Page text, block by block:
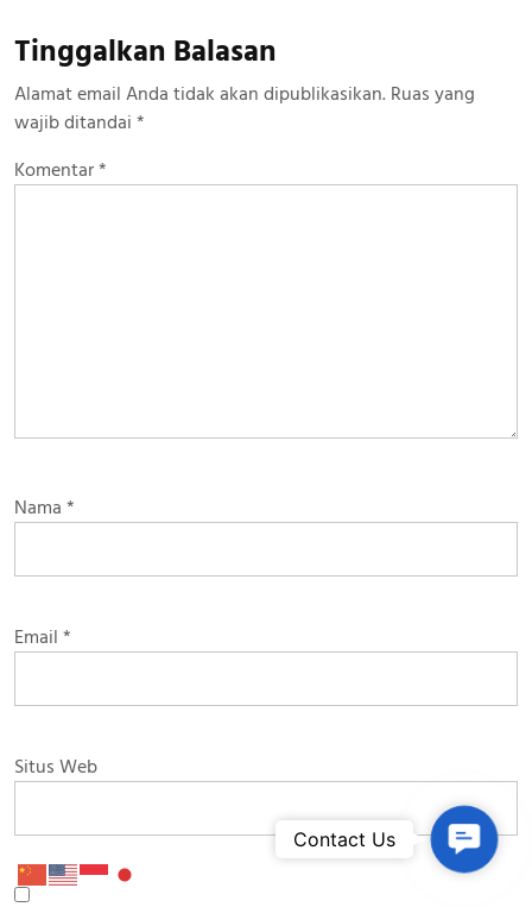
Tinggalkan Balasan
Alamat email Anda tidak akan dipublikasikan. Ruas yang
wajib ditandai *
Komentar*
Nama *
Email *
Situs Web
Contact Us